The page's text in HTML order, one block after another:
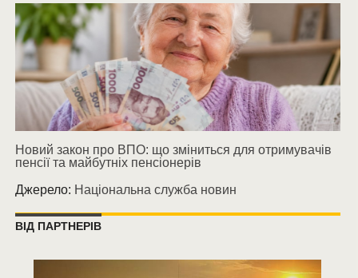
Новий закон про ВПО: що зміниться для отримувачів
пенсії та майбутніх пенсіонерів
Джерело: Національна служба новин
ВІД ПАРТНЕРІВ